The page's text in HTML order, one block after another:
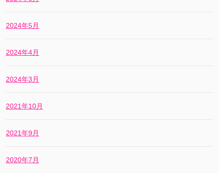
2024年5月
2024年4月
2024年3月
2021年10月
2021年9月
2020年7月